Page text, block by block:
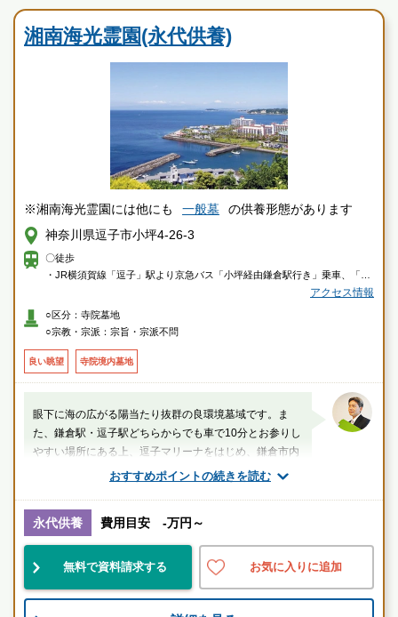
湘南海光霊園(永代供養)
※湘南海光霊園には他にも 一般墓
の供養形態があります
神奈川県逗子市小坪4-26-3
〇徒歩
・JR横須賀線「逗子」駅より京急バス「小坪経由鎌倉駅行き」乗車、「小
・JR横須賀線「鎌倉」駅より京急バス「小坪経由逗子駅行き」乗車、「小
坪」下車徒歩約4分
〇車
・横浜横須賀道路「逗子インター」または「朝比奈インター」より約13分
アクセス情報
○区分：寺院墓地
○宗教・宗派：宗旨・宗派不問
良い眺望 寺院境内墓地
おすすめポイントの続きを読む
眼下に海の広がる陽当たり抜群の良環境墓域です。ま
た、鎌倉駅・逗子駅どちらからでも車で10分とお参りし
やすい場所にある上、逗子マリーナをはじめ、鎌倉市内
散策などレジャーをかねたお墓参りができます。
厚生労働省認定 葬祭ディレクター技能審査
1級葬祭ディレクター 田中（業界歴15年）
神奈川県 逗子市
綺麗 民営 景観良
永代供養 費用目安 -万円～
無料で資料請求する お気に入りに追加